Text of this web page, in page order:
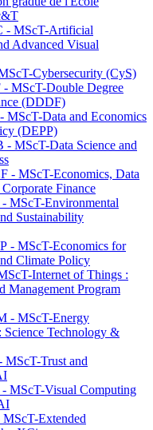
- MScT-Artificial
Advanced Visual
Cybersecurity (CyS)
MScT-Double Degree
(DDDF)
MScT-Data and Economics
(DEPP)
MScT-Data Science and
- MScT-Economics, Data
Finance
MScT-Environmental
Sustainability
- MScT-Economics for
Climate Policy
Internet of Things :
Management Program
- MScT-Energy
Science Technology &
Trust and
MScT-Visual Computing
Extended